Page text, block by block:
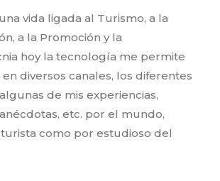
vida ligada al Turismo, a la
a la Promoción y la
hoy la tecnología me permite
diversos canales, los diferentes
de mis experiencias,
etc. por el mundo,
como por estudioso del